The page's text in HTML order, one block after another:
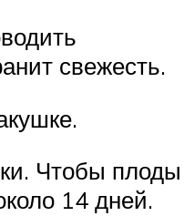
свежесть.
Чтобы плоды
14 дней.